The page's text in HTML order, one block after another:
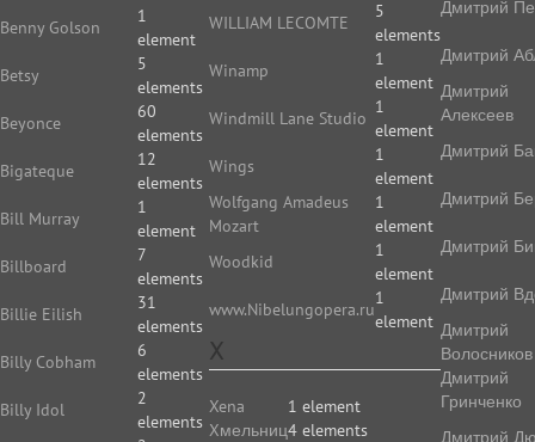
Benny Golson
1
element
Betsy
5
elements
Beyonce
60
elements
Bigateque
12
elements
Bill Murray
1
element
Billboard
7
elements
Billie Eilish
31
elements
Billy Cobham
6
elements
Billy Idol
2
elements
WILLIAM LECOMTE
5
elements
Winamp
1
element
Windmill Lane Studio
1
element
Wings
1
element
Wolfgang Amadeus
Mozart
1
element
Woodkid
1
element
www.Nibelungopera.ru
1
element
X
Xena
1 element
Xмельниц4 elements
Дмитрий
Дмитрий
Дмитрий
Алексеев
Дмитрий
Дмитрий
Дмитрий
Дмитрий
Дмитрий
Волосников
Дмитрий
Гринченко
Дмитрий